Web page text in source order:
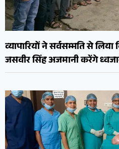
व्यापारियों ने सर्वसम्मति से लिया
जसवीर सिंह अजमानी करेंगे